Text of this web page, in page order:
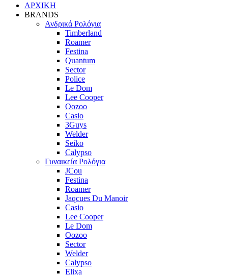
ΑΡΧΙΚΗ
BRANDS
Ανδρικά Ρολόγια
Timberland
Roamer
Festina
Quantum
Sector
Police
Le Dom
Lee Cooper
Oozoo
Casio
3Guys
Welder
Seiko
Calypso
Γυναικεία Ρολόγια
JCou
Festina
Roamer
Jaqcues Du Manoir
Casio
Lee Cooper
Le Dom
Oozoo
Sector
Welder
Calypso
Elixa